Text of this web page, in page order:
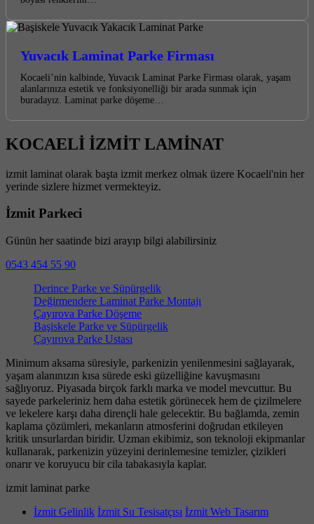
Yuvacık Laminat Parke Firması
Kocaeli’nin kalbinde, Yuvacık Laminat Parke Firması olarak, yaşam
alanlarınıza estetik ve fonksiyonelliği bir arada sunmak için
buradayız. Laminat parke döşeme…
KOCAELİ İZMİT LAMİNAT
izmit laminat olarak başta izmit merkez olmak üzere Kocaeli'nin her
yerinde sizlere hizmet vermekteyiz.
İzmit Parkeci
Günün her saatinde bizi arayıp bilgi alabilirsiniz
0543 454 55 90
Derince Parke ve Süpürgelik
Değirmendere Laminat Parke Montajı
Çayırova Parke Döşeme
Başiskele Parke ve Süpürgelik
Çayırova Parke Ustası
Minimum aksama süresiyle, parkenizin yenilenmesini sağlayarak,
yaşam alanınızın kısa sürede eski güzelliğine kavuşmasını
sağlıyoruz. Piyasada birçok farklı marka ve model mevcuttur. Bu
sayede parkeleriniz hem daha estetik görünecek hem de çizilmelere
ve lekelere karşı daha dirençli hale gelecektir. Bu bağlamda, zemin
kaplama çözümleri, mekanların atmosferini doğrudan etkileyen
kritik unsurlardan biridir. Uzman ekibimiz, son teknoloji ekipmanlar
kullanarak, parkenizin yüzeyini derinlemesine temizler, çizikleri
onarır ve koruyucu bir cila tabakasıyla kaplar.
izmit laminat parke
İzmit Gelinlik İzmit Su Tesisatçısı İzmit Web Tasarım